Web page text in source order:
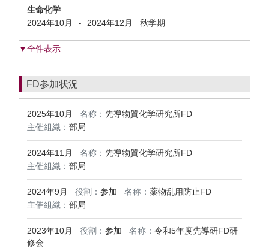
生命化学
2024年10月
- 2024年12月 秋学期
▼全件表示
FD参加状況
2025年10月 名称： 先導物質化学研究所FD
主催組織： 部局
2024年11月 名称： 先導物質化学研究所FD
主催組織： 部局
2024年9月 役割： 参加 名称： 薬物乱用防止FD
主催組織： 部局
2023年10月 役割： 参加 名称： 令和5年度先導研FD研
修会